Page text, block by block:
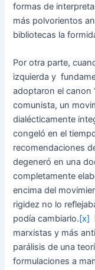
formas de
más polvorientos
bibliotecas la
Por otra parte,
izquierda y
adoptaron el canon
comunista, un
dialécticamente
congeló en el
recomendaciones
degeneró en una
completamente
encima del
rigidez no lo
podía cambiarlo.[x]
marxistas y más
parálisis de una
formulaciones a